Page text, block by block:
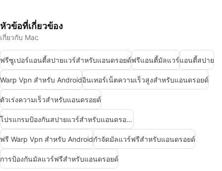
หัวข้อที่เกี่ยวข้อง
เกี่ยวกับ Mac
ฟรีซูเปอร์แอนตี้สปายแวร์สำหรับแอนดรอยด์ฟรีแอนตี้มัลแวร์แอนตี้สปาย
Warp Vpn สำหรับ Androidอินเทอร์เน็ตความเร็วสูงสำหรับแอนดรอยด์
ตัวเร่งความเร็วสำหรับแอนดรอยด์
โปรแกรมป้องกันสปายแวร์สำหรับแอนดรอยด์
ฟรี Warp Vpn สำหรับ Androidกำจัดมัลแวร์ฟรีสำหรับแอนดรอยด์
การป้องกันมัลแวร์ฟรีสำหรับแอนดรอยด์